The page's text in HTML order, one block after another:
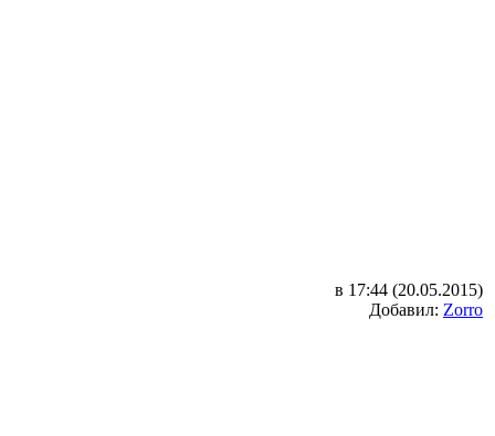
в 17:44 (20.05.2015)
Добавил: Zorro